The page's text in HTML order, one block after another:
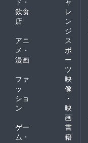
飲食
店
レ
ン
ジ
アニ
メ・
漫画
ス
ポ
ー
ツ
ファ
ッ
ショ
ン
映
像
・
映
画
ゲー
ム・
書
籍